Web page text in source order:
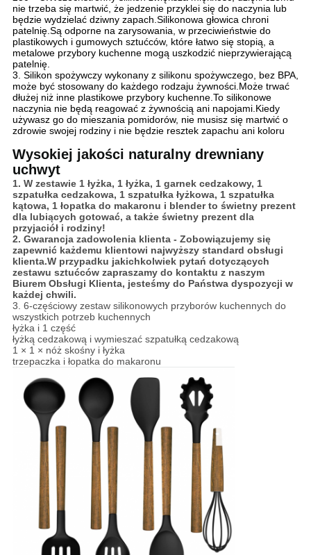
nie trzeba się martwić, że jedzenie przyklei się do naczynia lub
będzie wydzielać dziwny zapach.​Silikonowa głowica chroni
patelnię.Są odporne na zarysowania, w przeciwieństwie do
plastikowych i gumowych sztućców, które łatwo się stopią, a
metalowe przybory kuchenne mogą uszkodzić nieprzywierającą
patelnię.
3. Silikon spożywczy wykonany z silikonu spożywczego, bez BPA,
może być stosowany do każdego rodzaju żywności.Może trwać
dłużej niż inne plastikowe przybory kuchenne.To silikonowe
naczynia nie będą reagować z żywnością ani napojami.Kiedy
używasz go do mieszania pomidorów, nie musisz się martwić o
zdrowie swojej rodziny i nie będzie resztek zapachu ani koloru
Wysokiej jakości naturalny drewniany
uchwyt
1. W zestawie 1 łyżka, 1 łyżka, 1 garnek cedzakowy, 1
szpatułka cedzakowa, 1 szpatułka łyżkowa, 1 szpatułka
kątowa, 1 łopatka do makaronu i blender to świetny prezent
dla lubiących gotować, a także świetny prezent dla
przyjaciół i rodziny!
2. Gwarancja zadowolenia klienta - Zobowiązujemy się
zapewnić każdemu klientowi najwyższy standard obsługi
klienta.W przypadku jakichkolwiek pytań dotyczących
zestawu sztućców zapraszamy do kontaktu z naszym
Biurem Obsługi Klienta, jesteśmy do Państwa dyspozycji w
każdej chwili.
3. 6-częściowy zestaw silikonowych przyborów kuchennych do
wszystkich potrzeb kuchennych
łyżka i 1 część
łyżką cedzakową i wymieszać szpatułką cedzakową
1 × 1 × nóż skośny i łyżka
trzepaczka i łopatka do makaronu